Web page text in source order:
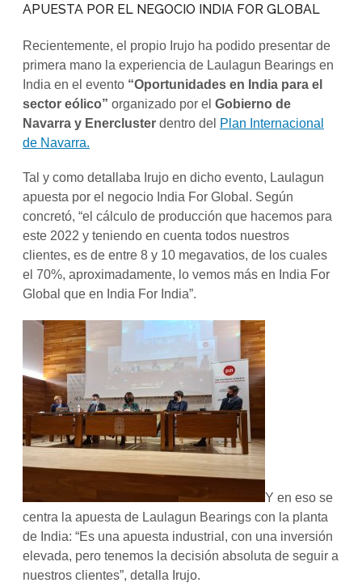
APUESTA POR EL NEGOCIO INDIA FOR GLOBAL
Recientemente, el propio Irujo ha podido presentar de
primera mano la experiencia de Laulagun Bearings en
India en el evento “Oportunidades en India para el
sector eólico” organizado por el Gobierno de
Navarra y Enercluster dentro del Plan Internacional
de Navarra.
Tal y como detallaba Irujo en dicho evento, Laulagun
apuesta por el negocio India For Global. Según
concretó, “el cálculo de producción que hacemos para
este 2022 y teniendo en cuenta todos nuestros
clientes, es de entre 8 y 10 megavatios, de los cuales
el 70%, aproximadamente, lo vemos más en India For
Global que en India For India”.
Y en eso se
centra la apuesta de Laulagun Bearings con la planta
de India: “Es una apuesta industrial, con una inversión
elevada, pero tenemos la decisión absoluta de seguir a
nuestros clientes”, detalla Irujo.